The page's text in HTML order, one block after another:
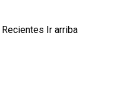
Recientes Ir arriba